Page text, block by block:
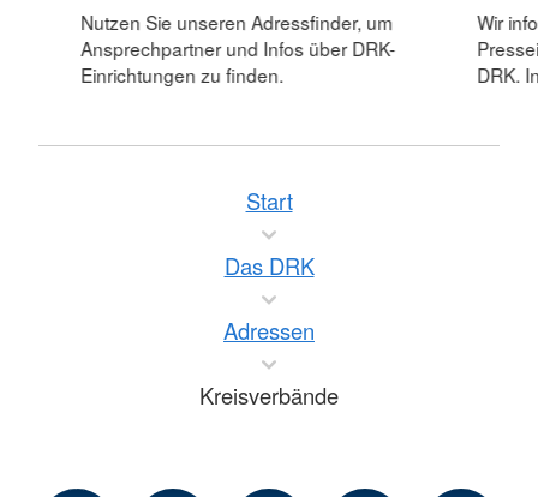
Nutzen Sie unseren Adressfinder, um
Ansprechpartner und Infos über DRK-
Einrichtungen zu finden.
Wir
DRK.
Start
Das DRK
Adressen
Kreisverbände